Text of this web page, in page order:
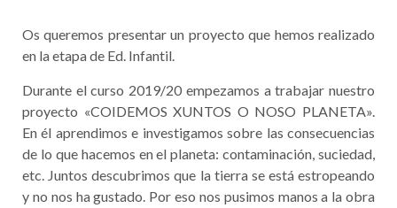
Os queremos presentar un proyecto que hemos realizado
en la etapa de Ed. Infantil.
Durante el curso 2019/20 empezamos a trabajar nuestro
proyecto «COIDEMOS XUNTOS O NOSO PLANETA».
En él aprendimos e investigamos sobre las consecuencias
de lo que hacemos en el planeta: contaminación, suciedad,
etc. Juntos descubrimos que la tierra se está estropeando
y no nos ha gustado. Por eso nos pusimos manos a la obra